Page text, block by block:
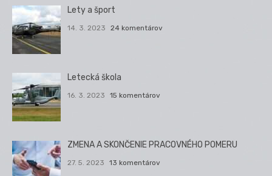
Lety a šport
14. 3. 2023 24 komentárov
Letecká škola
16. 3. 2023 15 komentárov
ZMENA A SKONČENIE PRACOVNÉHO POMERU
27. 5. 2023 13 komentárov